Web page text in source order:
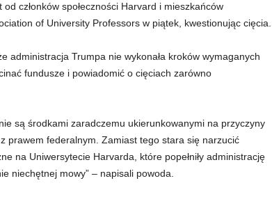
członków społeczności Harvard i mieszkańców
of University Professors w piątek, kwestionując cięcia.
administracja Trumpa nie wykonała kroków wymaganych
fundusze i powiadomić o cięciach zarówno
są środkami zaradczemu ukierunkowanymi na przyczyny
prawem federalnym. Zamiast tego stara się narzucić
na Uniwersytecie Harvarda, które popełniły administrację
niechętnej mowy” – napisali powoda.